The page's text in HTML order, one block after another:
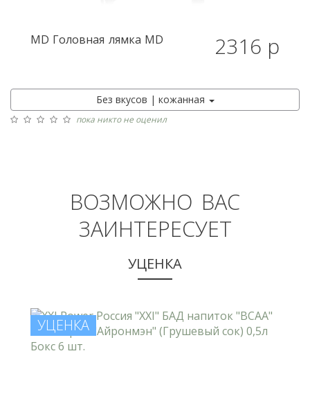
MD Головная лямка MD 2316 р
Без вкусов | кожанная
пока никто не оценил
ВОЗМОЖНО ВАС
ЗАИНТЕРЕСУЕТ
УЦЕНКА
УЦЕНКА